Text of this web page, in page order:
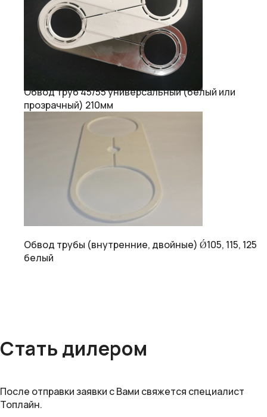
Обвод труб 45/55 универсальный (белый или
прозрачный) 210мм
Обвод трубы (внутренние, двойные) Ǿ105, 115, 125
белый
Стать дилером
После отправки заявки с Вами свяжется специалист
Топлайн.